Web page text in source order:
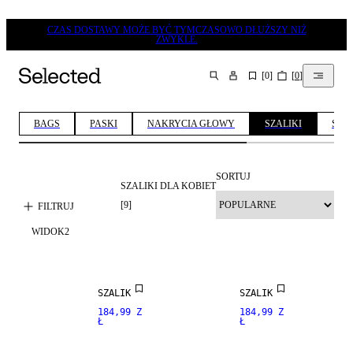
CZAS DOSTAWY MOŻE BYĆ TYMCZASOWO DŁUŻSZY NIŻ
ZWYKLE.
SZUKAJ [0] [0]
BAGS PASKI NAKRYCIA GŁOWY SZALIKI
FILTRUJ
SZALIKI DLA KOBIET
[9]
SORTUJ
WIDOK2
SZALIK
184,99 Z
Ł
SZALIK
184,99 Z
Ł
NOWOŚCI
PREMIUM
KASZMIR
PREMIUM